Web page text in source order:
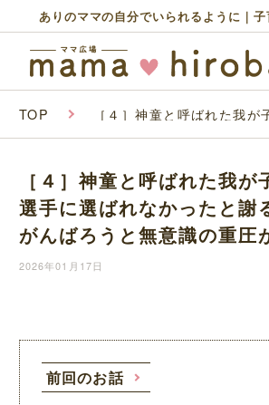
ありのママの自分でいられるように｜
TOP ［４］神童と呼ばれた我
無意識の重圧がのしかかる
［４］神童と呼ばれた我が
選手に選ばれなかったと謝
がんばろうと無意識の重圧
2026年01月17日
前回のお話